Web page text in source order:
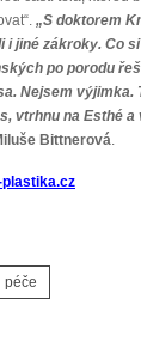
„S doktorem
i jiné zákroky. Co
po porodu
Nejsem výjimka.
vtrhnu na Esthé a
Bittnerová.
péče